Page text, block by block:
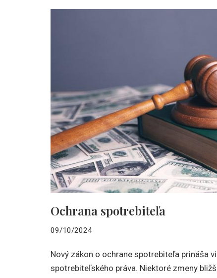
Ochrana spotrebiteľa
09/10/2024
Nový zákon o ochrane spotrebiteľa prináša
spotrebiteľského práva. Niektoré zmeny